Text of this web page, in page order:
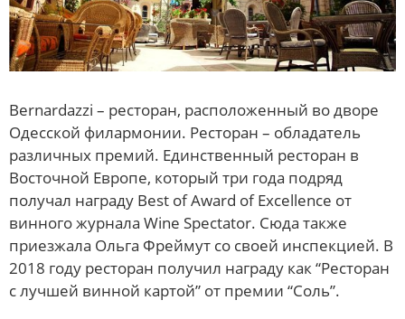
Bernardazzi – ресторан, расположенный во дворе
Одесской филармонии. Ресторан – обладатель
различных премий. Единственный ресторан в
Восточной Европе, который три года подряд
получал награду Best of Award of Excellence от
винного журнала Wine Spectator. Сюда также
приезжала Ольга Фреймут со своей инспекцией. В
2018 году ресторан получил награду как “Ресторан
с лучшей винной картой” от премии “Соль”.